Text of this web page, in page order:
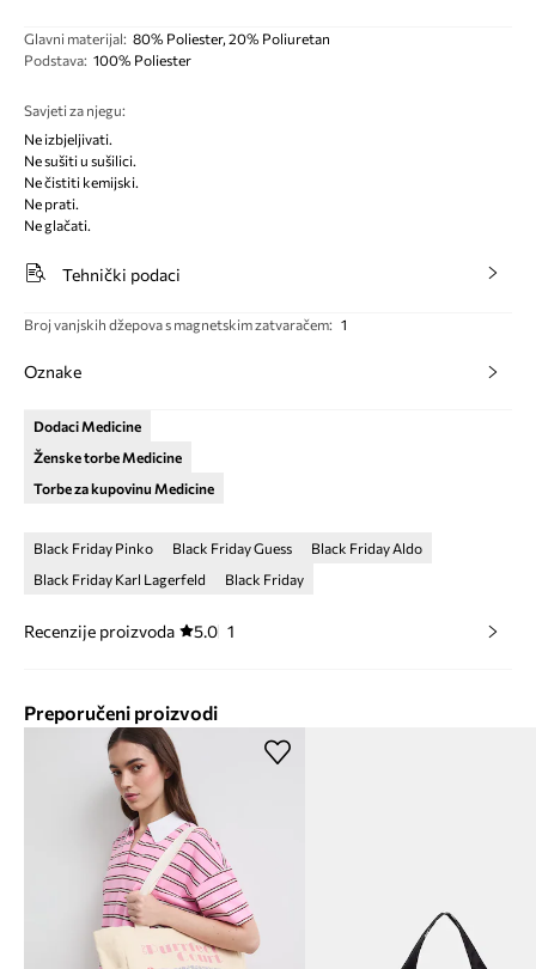
Glavni materijal: 80% Poliester, 20% Poliuretan
Podstava: 100% Poliester
Savjeti za njegu:
Ne izbjeljivati.
Ne sušiti u sušilici.
Ne čistiti kemijski.
Ne prati.
Ne glačati.
Tehnički podaci
Broj vanjskih džepova s magnetskim zatvaračem: 1
Oznake
Dodaci Medicine
Ženske torbe Medicine
Torbe za kupovinu Medicine
Black Friday Pinko Black Friday Guess
Black Friday Aldo
Black Friday Karl Lagerfeld
Black Friday
Recenzije proizvoda 5.0 1
Preporučeni proizvodi